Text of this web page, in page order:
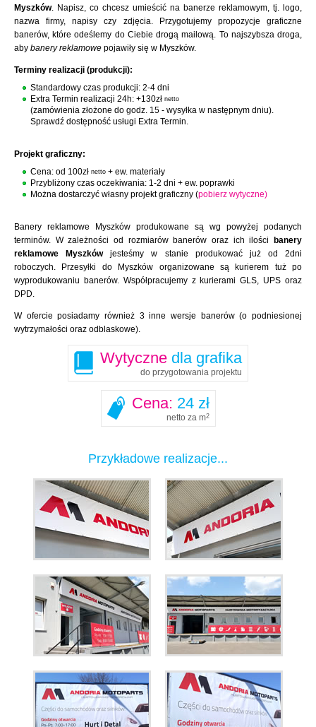
Myszków. Napisz, co chcesz umieścić na banerze reklamowym, tj. logo,
nazwa firmy, napisy czy zdjęcia. Przygotujemy propozycje graficzne
banerów, które odeślemy do Ciebie drogą mailową. To najszybsza droga,
aby banery reklamowe pojawiły się w Myszków.
Terminy realizacji (produkcji):
Standardowy czas produkcji: 2-4 dni
Extra Termin realizacji 24h: +130zł netto
(zamówienia złożone do godz. 15 - wysyłka w następnym dniu).
Sprawdź dostępność usługi Extra Termin.
Projekt graficzny:
Cena: od 100zł netto + ew. materiały
Przybliżony czas oczekiwania: 1-2 dni + ew. poprawki
Można dostarczyć własny projekt graficzny (pobierz wytyczne)
Banery reklamowe Myszków produkowane są wg powyżej podanych
terminów. W zależności od rozmiarów banerów oraz ich ilości
banery
reklamowe Myszkówjesteśmy w stanie produkować już od 2dni
roboczych. Przesyłki do Myszków organizowane są kurierem tuż po
wyprodukowaniu banerów. Współpracujemy z kurierami GLS, UPS oraz
DPD.
W ofercie posiadamy również 3 inne wersje banerów (o podniesionej
wytrzymałości oraz odblaskowe).
Wytyczne dla grafika
do przygotowania projektu
Cena: 24 zł
netto za m2
Przykładowe realizacje...